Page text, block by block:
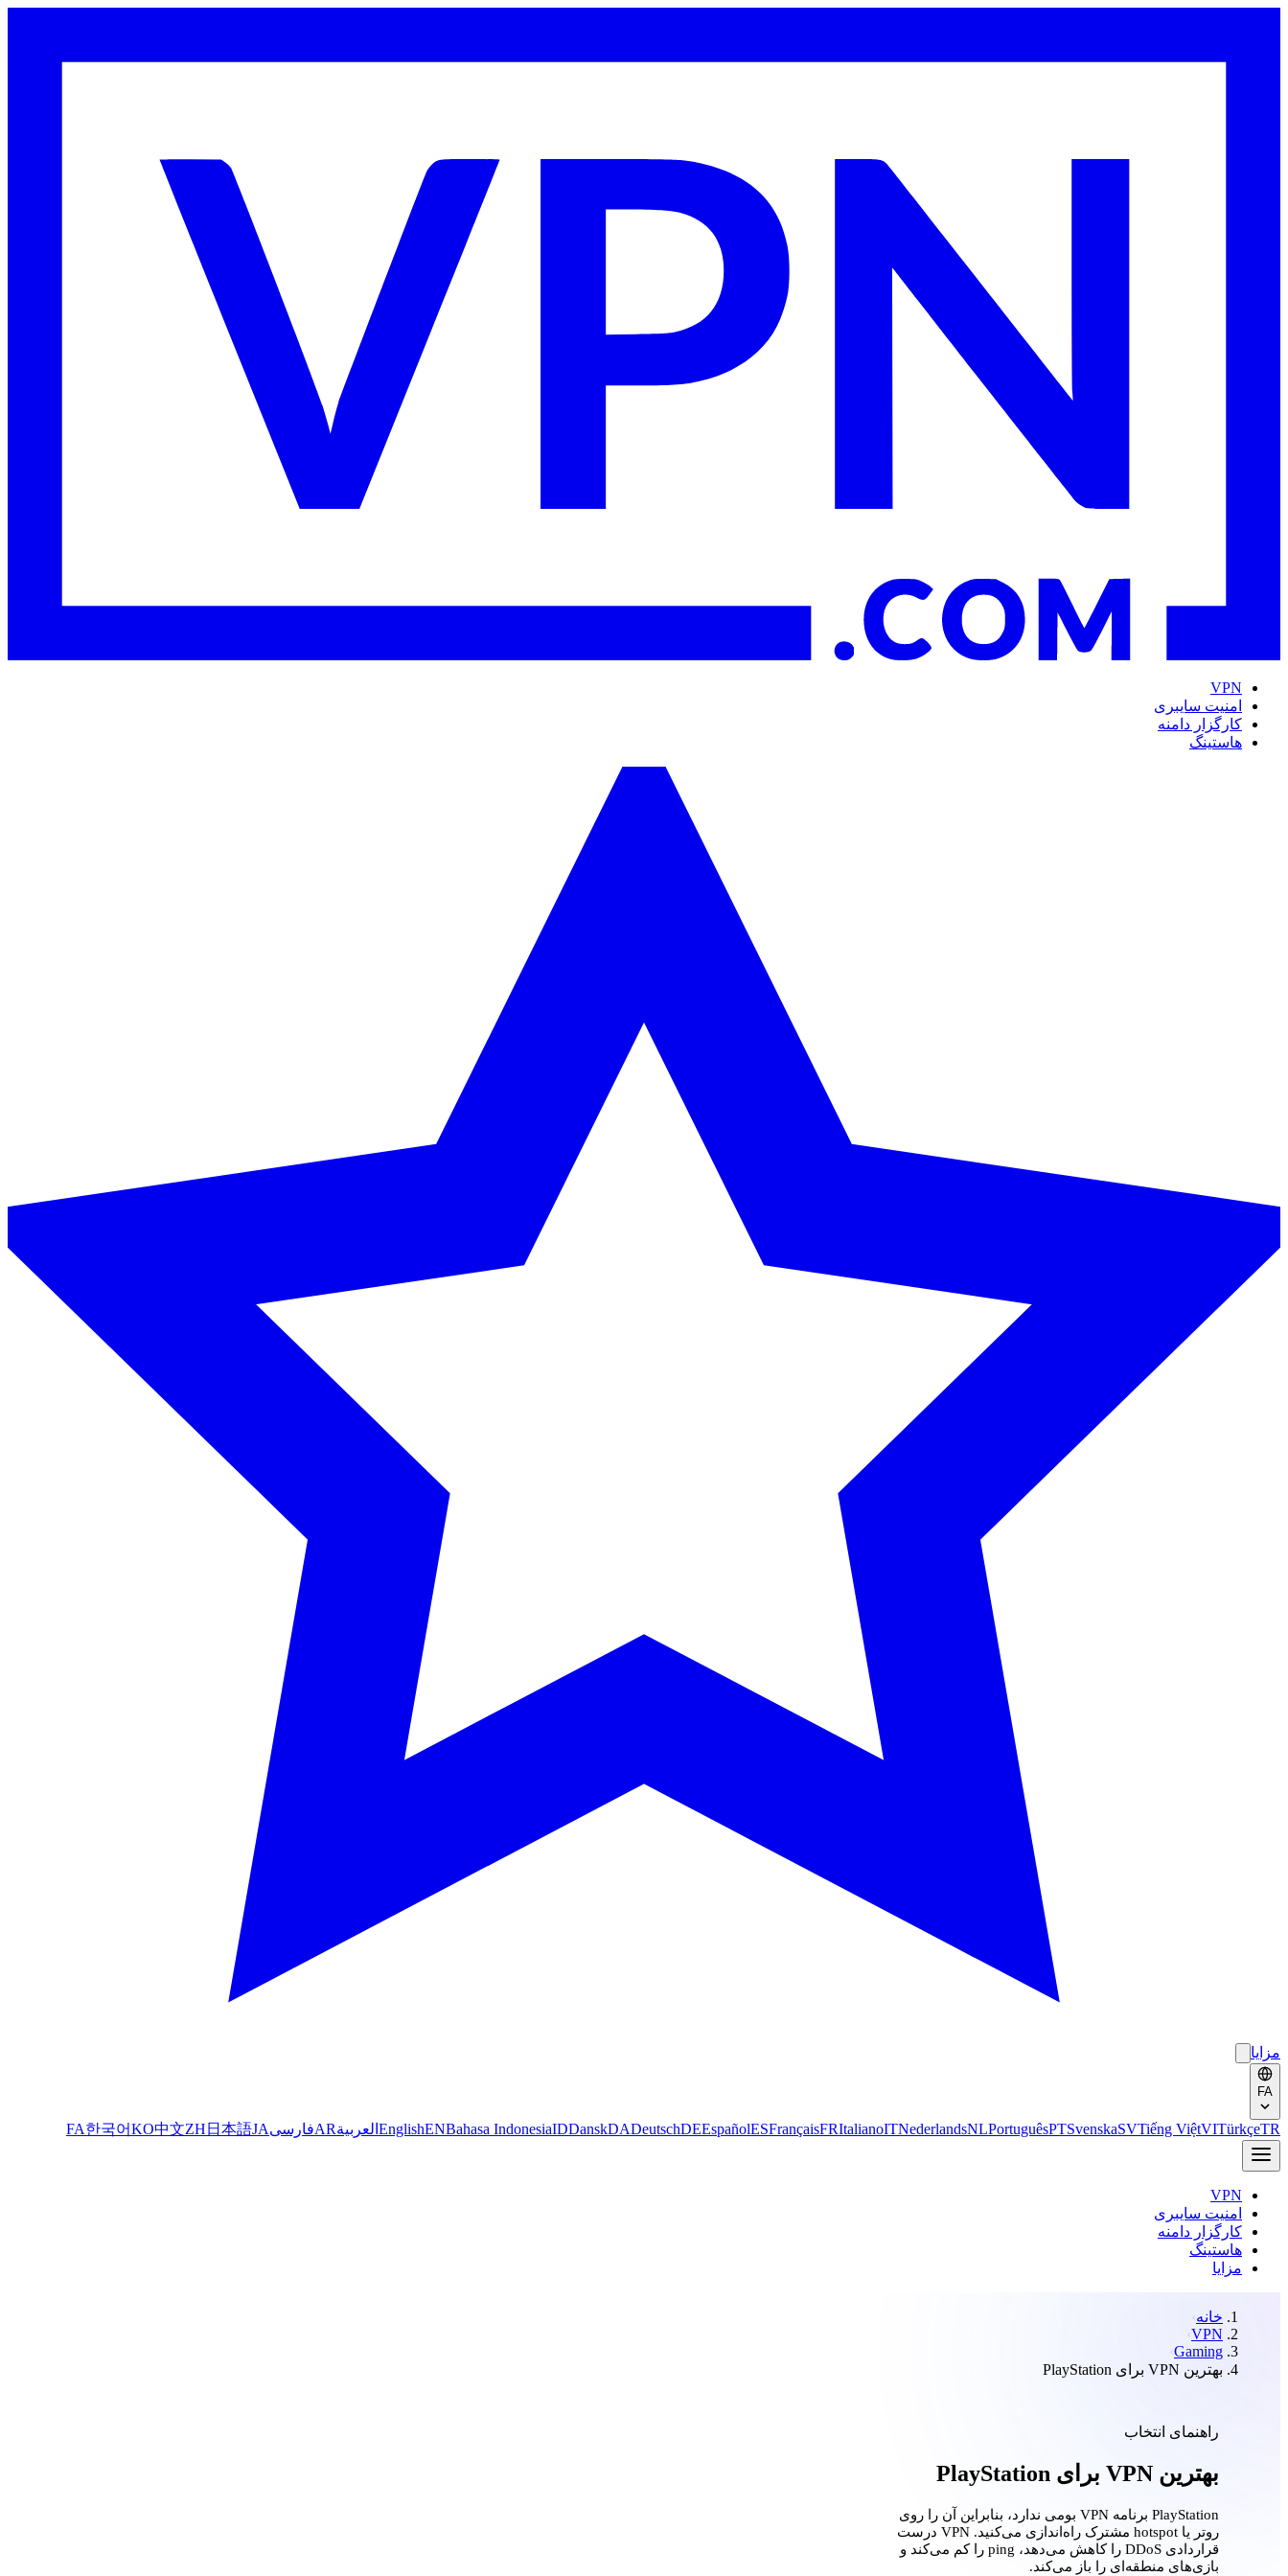
VPN
امنیت سایبری
کارگزار دامنه
هاستینگ
مزایا
FA
EnglishENBahasa IndonesiaIDDanskDADeutschDEEspañolESFrançaisFRItalianoITNederlandsNLPortuguêsPTSvenskaSVTiếng ViệtVITürkçeTR العربيةARفارسی FA한국어KO中文ZH 日本語JA
VPN
امنیت سایبری
کارگزار دامنه
هاستینگ
مزایا
خانه
VPN
Gaming
بهترین VPN برای PlayStation
راهنمای انتخاب
بهترین VPN برای PlayStation
PlayStation برنامه VPN بومی ندارد، بنابراین آن را روی
روتر یا hotspot مشترک راه‌اندازی می‌کنید. VPN درست
قرار‌دادی DDoS را کاهش می‌دهد، ping را کم می‌کند و
بازی‌های منطقه‌ای را باز می‌کند.